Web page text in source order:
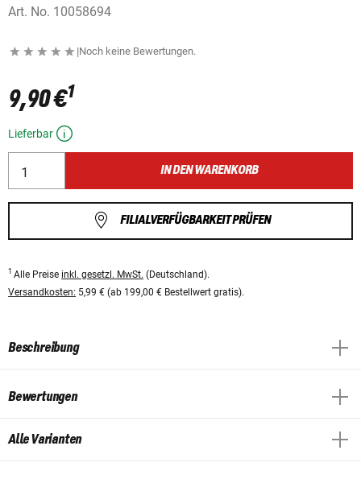
Art. No. 10058694
|Noch keine Bewertungen.
9,90 €1
Lieferbar
IN DEN WARENKORB
FILIALVERFÜGBARKEIT PRÜFEN
1 Alle Preise inkl. gesetzl. MwSt. (Deutschland).
Versandkosten: 5,99 € (ab 199,00 € Bestellwert gratis).
Beschreibung
Bewertungen
Alle Varianten